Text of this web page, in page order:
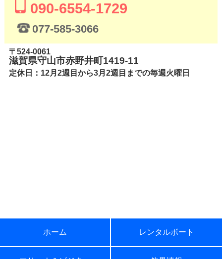
090-6554-1729
077-585-3066
〒524-0061
滋賀県守山市赤野井町1419-11
定休日：12月2週目から3月2週目までの毎週火曜日
ホーム レンタルボート